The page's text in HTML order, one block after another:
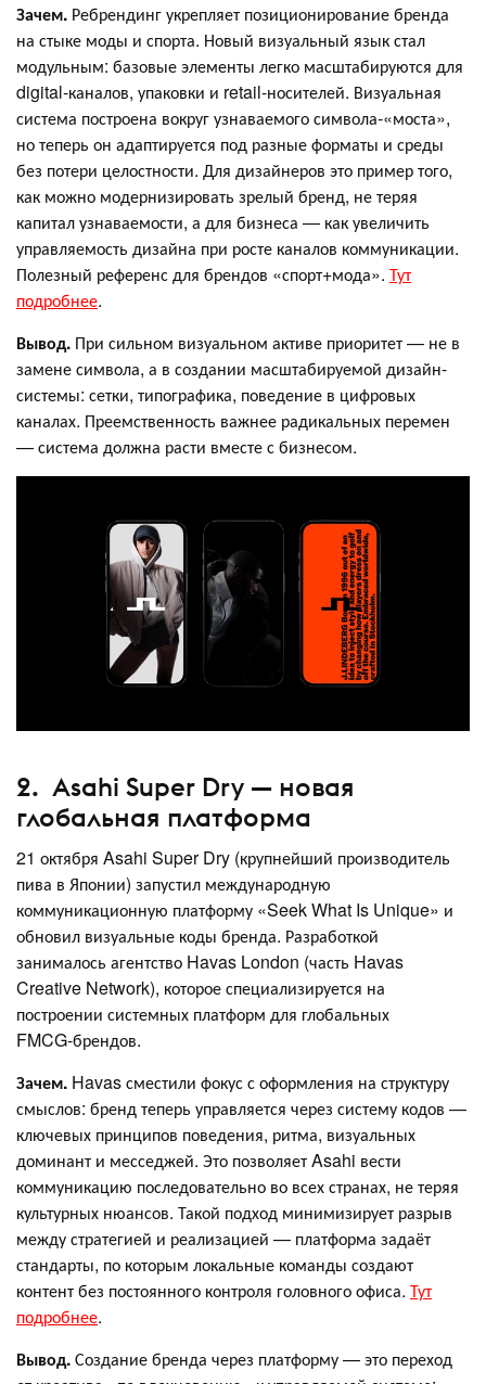
Зачем. Ребрендинг укрепляет позиционирование бренда
на стыке моды и спорта. Новый визуальный язык стал
модульным: базовые элементы легко масштабируются для
digital‑каналов, упаковки и retail‑носителей. Визуальная
система построена вокруг узнаваемого символа‑«моста»,
но теперь он адаптируется под разные форматы и среды
без потери целостности. Для дизайнеров это пример того,
как можно модернизировать зрелый бренд, не теряя
капитал узнаваемости, а для бизнеса — как увеличить
управляемость дизайна при росте каналов коммуникации.
Полезный референс для брендов «спорт+мода». Тут
подробнее.
Вывод. При сильном визуальном активе приоритет — не в
замене символа, а в создании масштабируемой дизайн-
системы: сетки, типографика, поведение в цифровых
каналах. Преемственность важнее радикальных перемен
— система должна расти вместе с бизнесом.
2. Asahi Super Dry — новая
глобальная платформа
21 октября Asahi Super Dry (крупнейший производитель
пива в Японии) запустил международную
коммуникационную платформу «Seek What Is Unique» и
обновил визуальные коды бренда. Разработкой
занималось агентство Havas London (часть Havas
Creative Network), которое специализируется на
построении системных платформ для глобальных
FMCG‑брендов.
Зачем. Havas сместили фокус с оформления на структуру
смыслов: бренд теперь управляется через систему кодов —
ключевых принципов поведения, ритма, визуальных
доминант и месседжей. Это позволяет Asahi вести
коммуникацию последовательно во всех странах, не теряя
культурных нюансов. Такой подход минимизирует разрыв
между стратегией и реализацией — платформа задаёт
стандарты, по которым локальные команды создают
контент без постоянного контроля головного офиса. Тут
подробнее.
Вывод.Создание бренда через платформу — это переход